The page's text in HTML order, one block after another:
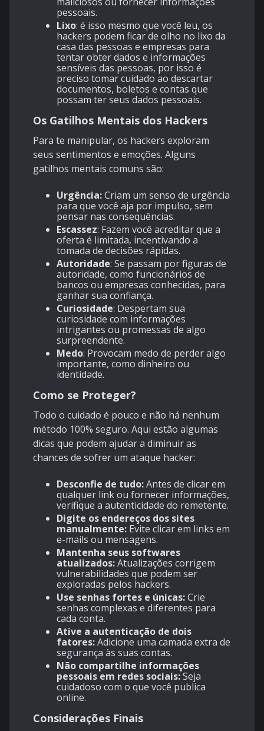
pessoais.
Lixo: é isso mesmo que você leu, os
hackers podem ficar de olho no lixo da
casa das pessoas e empresas para
tentar obter dados e informações
sensíveis das pessoas, por isso é
preciso tomar cuidado ao descartar
documentos, boletos e contas que
possam ter seus dados pessoais.
Os Gatilhos Mentais dos Hackers
Para te manipular, os hackers exploram
seus sentimentos e emoções. Alguns
gatilhos mentais comuns são:
Urgência:Criam um senso de urgência
para que você aja por impulso, sem
pensar nas consequências.
Escassez: Fazem você acreditar que a
oferta é limitada, incentivando a
tomada de decisões rápidas.
Autoridade: Se passam por figuras de
autoridade, como funcionários de
bancos ou empresas conhecidas, para
ganhar sua confiança.
Curiosidade: Despertam sua
curiosidade com informações
intrigantes ou promessas de algo
surpreendente.
Medo: Provocam medo de perder algo
importante, como dinheiro ou
identidade.
Como se Proteger?
Todo o cuidado é pouco e não há nenhum
método 100% seguro. Aqui estão algumas
dicas que podem ajudar a diminuir as
chances de sofrer um ataque hacker:
Desconfie de tudo:Antes de clicar em
qualquer link ou fornecer informações,
verifique a autenticidade do remetente.
Digite os endereços dos sites
manualmente: Evite clicar em links em
e-mails ou mensagens.
Mantenha seus softwares
atualizados:Atualizações corrigem
vulnerabilidades que podem ser
exploradas pelos hackers.
Use senhas fortes e únicas:Crie
senhas complexas e diferentes para
cada conta.
Ative a autenticação de dois
fatores:Adicione uma camada extra de
segurança às suas contas.
Não compartilhe informações
pessoais em redes sociais:Seja
cuidadoso com o que você publica
online.
Considerações Finais